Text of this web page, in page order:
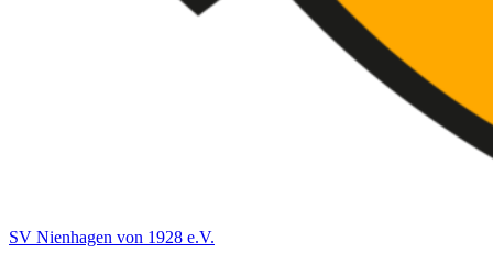
SV Nienhagen von 1928 e.V.